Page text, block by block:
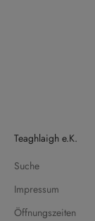
Teaghlaigh e.K.
Suche
Impressum
Öffnungszeiten